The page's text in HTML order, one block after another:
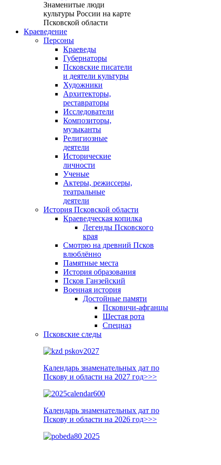
Знаменитые люди
культуры России на карте
Псковской области
Краеведение
Персоны
Краеведы
Губернаторы
Псковские писатели
и деятели культуры
Художники
Архитекторы,
реставраторы
Исследователи
Композиторы,
музыканты
Религиозные
деятели
Исторические
личности
Ученые
Актеры, режиссеры,
театральные
деятели
История Псковской области
Краеведческая копилка
Легенды Псковского
края
Смотрю на древний Псков
влюблённо
Памятные места
История образования
Псков Ганзейский
Военная история
Достойные памяти
Псковичи-афганцы
Шестая рота
Спецназ
Псковские следы
Календарь знаменательных дат по
Пскову и области на 2027 год>>>
Календарь знаменательных дат по
Пскову и области на 2026 год>>>